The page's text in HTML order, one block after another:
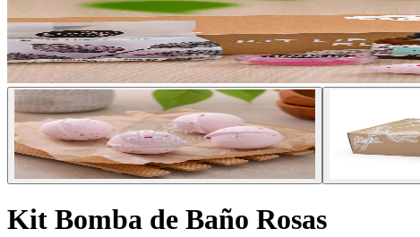
Kit Bomba de Baño Rosas